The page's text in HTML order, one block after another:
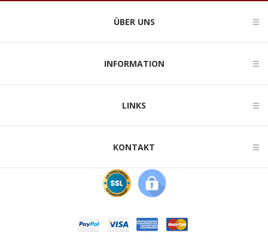
ÜBER UNS
INFORMATION
LINKS
KONTAKT